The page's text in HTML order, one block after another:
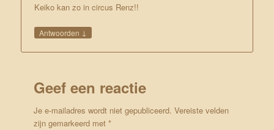
Keiko kan zo in circus Renz!!
Antwoorden ↓
Geef een reactie
Je e-mailadres wordt niet gepubliceerd. Vereiste velden
zijn gemarkeerd met*